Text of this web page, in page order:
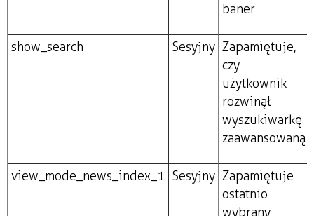
baner
show_search Sesyjny Zapamiętuje,
czy
użytkownik
rozwinął
wyszukiwarkę
zaawansowaną
view_mode_news_index_1 Sesyjny Zapamiętuje
ostatnio
wybrany